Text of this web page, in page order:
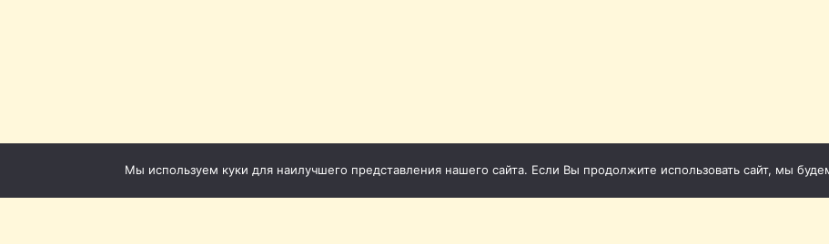
Мы используем куки для наилучшего представления нашего сайта. Если Вы продолжите использовать сайт, мы будем